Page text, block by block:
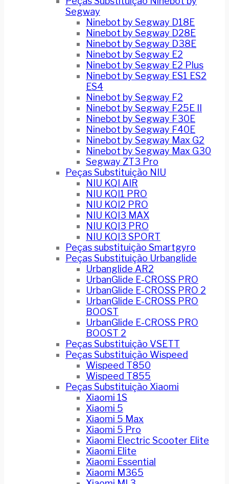
Segway
Ninebot by Segway D18E
Ninebot by Segway D28E
Ninebot by Segway D38E
Ninebot by Segway E2
Ninebot by Segway E2 Plus
Ninebot by Segway ES1 ES2
ES4
Ninebot by Segway F2
Ninebot by Segway F25E II
Ninebot by Segway F30E
Ninebot by Segway F40E
Ninebot by Segway Max G2
Ninebot by Segway Max G30
Segway ZT3 Pro
Peças Substituição NIU
NIU KQI AIR
NIU KQI1 PRO
NIU KQI2 PRO
NIU KQI3 MAX
NIU KQI3 PRO
NIU KQI3 SPORT
Peças substituição Smartgyro
Peças Substituição Urbanglide
Urbanglide AR2
UrbanGlide E-CROSS PRO
UrbanGlide E-CROSS PRO 2
UrbanGlide E-CROSS PRO
BOOST
UrbanGlide E-CROSS PRO
BOOST 2
Peças Substituição VSETT
Peças Substituição Wispeed
Wispeed T850
Wispeed T855
Peças Substituição Xiaomi
Xiaomi 1S
Xiaomi 5
Xiaomi 5 Max
Xiaomi 5 Pro
Xiaomi Electric Scooter Elite
Xiaomi Elite
Xiaomi Essential
Xiaomi M365